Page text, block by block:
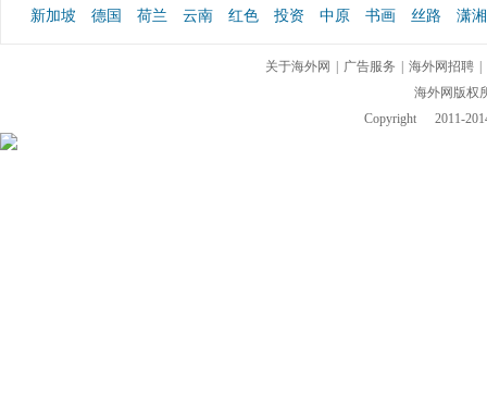
新加坡
德国 荷兰 云南 红色 投资 中原 书画 丝路 潇湘
关于海外网 广告服务 海外网招聘
海外网版权
Copyright
2011-